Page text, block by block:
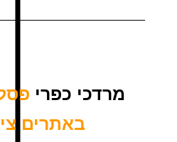
מרדכי כפרי
באתרים